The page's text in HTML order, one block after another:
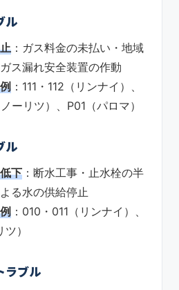
ル
：ガス料金の未払い・地域
ス漏れ安全装置の作動
：111・112（リンナイ）、
ーリツ）、P01（パロマ）
ル
下 ：断水工事・止水栓の半
る水の供給停止
：010・011（リンナイ）、
）
ラブル